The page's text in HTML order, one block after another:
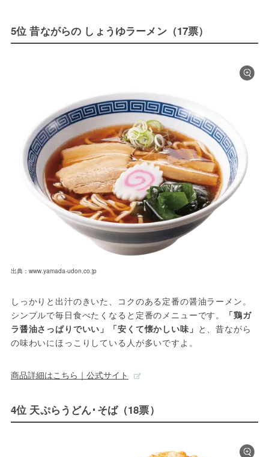
5位 昔ながらの しょうゆラーメン（17票）
出典：www.yamada-udon.co.jp
しっかりと出汁のきいた、コクのある定番の醤油ラーメン。
シンプルで毎日食べたくなると定番のメニューです。
「鶏ガ
ラ醤油さっぱりでいい」「安くて懐かしい味」 と、昔ながら
の味わいにほっこりしている人が多いですよ。
商品詳細はこちら｜公式サイト
4位 天ぷらうどん･そば（18票）